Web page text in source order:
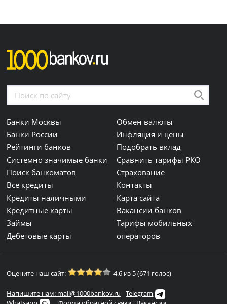
Банки Москвы
Банки России
Рейтинги банков
Системно значимые банки
Поиск банкоматов
Все кредиты
Кредиты наличными
Кредитные карты
Займы
Дебетовые карты
Обмен валюты
Инфляция и цены
Подобрать вклад
Сравнить тарифы РКО
Страхование
Контакты
Карта сайта
Вакансии банков
Тарифы мобильных
операторов
Оцените наш сайт: 4.6 из 5 (671 голос)
Напишите нам: mail@1000bankov.ru
Telegram